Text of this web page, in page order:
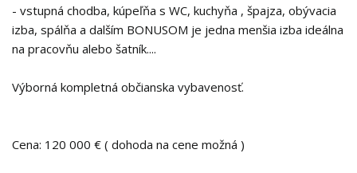
- vstupná chodba, kúpeľňa s WC, kuchyňa , špajza, obývacia
izba, spálňa a dalším BONUSOM je jedna menšia izba ideálna
na pracovňu alebo šatník....
Výborná kompletná občianska vybavenosť.
Cena: 120 000 € ( dohoda na cene možná )